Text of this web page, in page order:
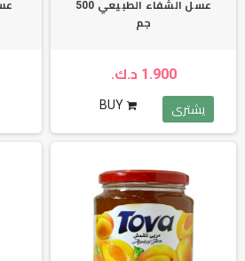
عسل الشفاء الطبيعي 500
جم
1.900 د.ك.
يشترى BUY